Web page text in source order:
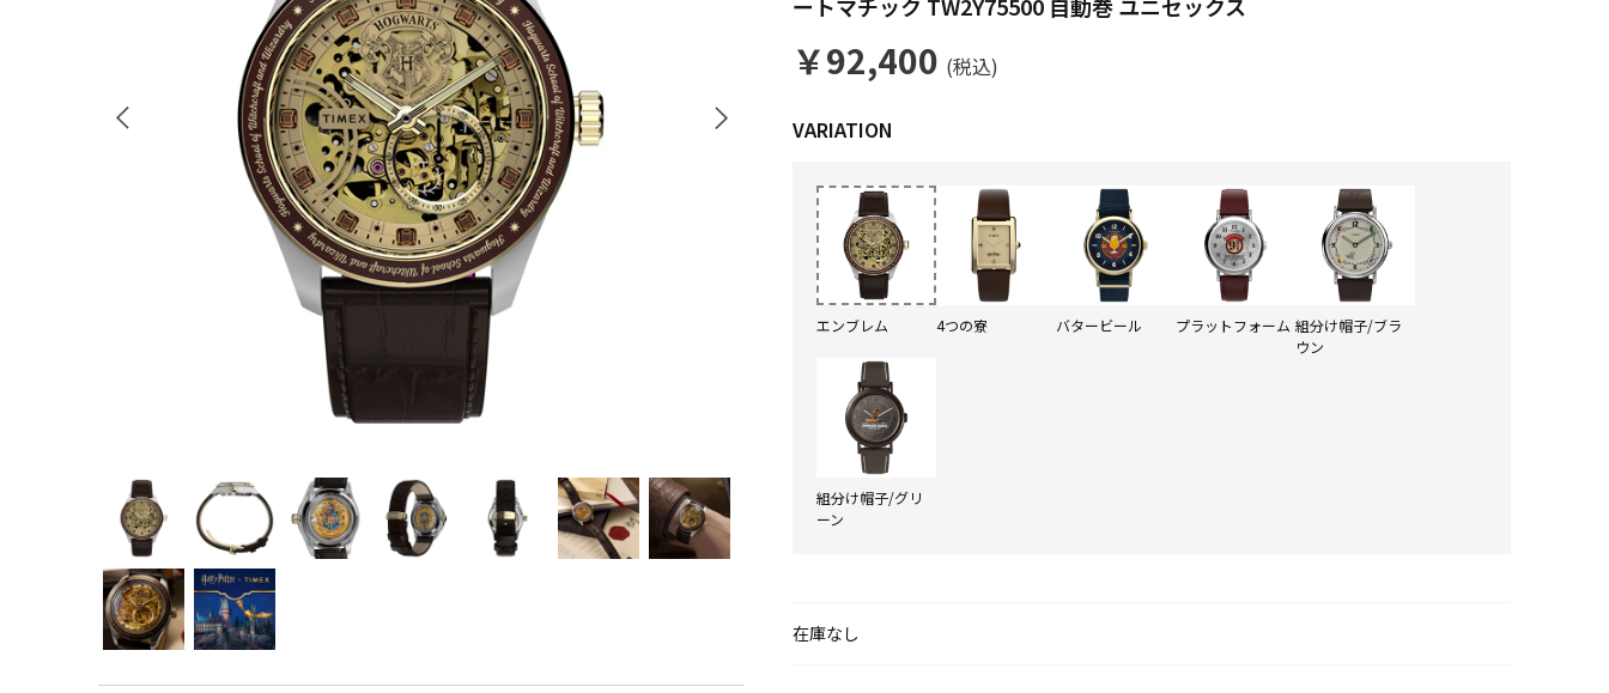
￥92,400 (税込)
在庫なし
エンブレム 4つの寮 バタービール プラットフォーム 組分け帽子/ブラ
ウン
組分け帽子/グリ
ーン